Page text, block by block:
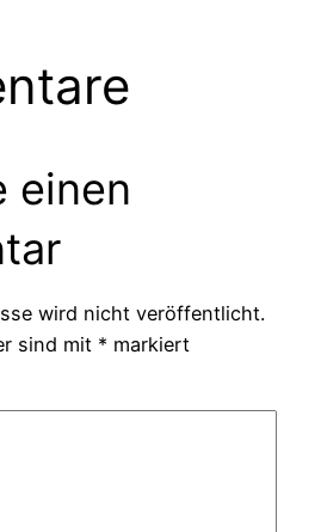
einen
wird nicht veröffentlicht.
sind mit * markiert